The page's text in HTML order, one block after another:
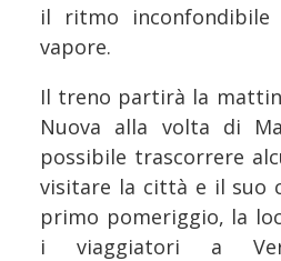
il ritmo inconfondibile
vapore.
Il treno partirà la
Nuova alla volta di
possibile trascorrere
visitare la città e il suo
primo pomeriggio, la
i viaggiatori a